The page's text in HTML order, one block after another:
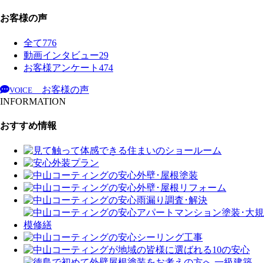
お客様の声
全て776
動画インタビュー29
お客様アンケート 474
VOICE
お客様の声
INFORMATION
おすすめ情報